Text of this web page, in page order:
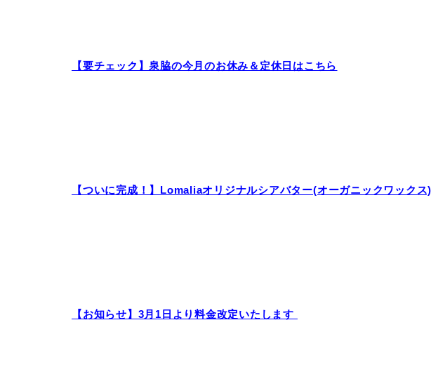
【要チェック】泉脇の今月のお休み＆定休日はこちら
【ついに完成！】Lomaliaオリジナルシアバター(オーガニックワック
【お知らせ】3月1日より料金改定いたします